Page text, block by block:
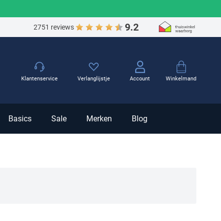
2751 reviews 9.2
Winkelmand
Basics Sale Merken Blog
Klantenservice Verlanglijstje Account